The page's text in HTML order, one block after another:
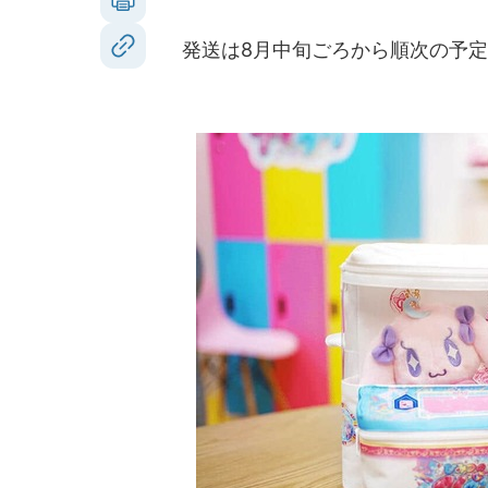
発送は8月中旬ごろから順次の予